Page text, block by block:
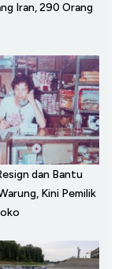
Iran, 290 Orang
dan Bantu
Kini Pemilik